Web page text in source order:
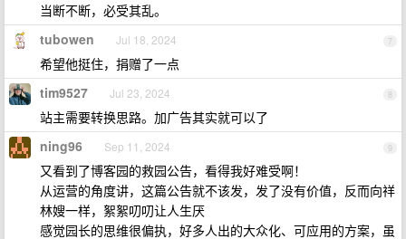
当断不断，必受其乱。
7
tubowen Jul 18, 2024
希望他挺住，捐赠了一点
8
tim9527 Jul 23, 2024
站主需要转换思路。加广告其实就可以了
9
ning96 Sep 11, 2024
又看到了博客园的救园公告，看得我好难受啊！
从运营的角度讲，这篇公告就不该发，发了没有价值，反而向祥
林嫂一样，絮絮叨叨让人生厌
感觉园长的思维很偏执，好多人出的大众化、可应用的方案，虽